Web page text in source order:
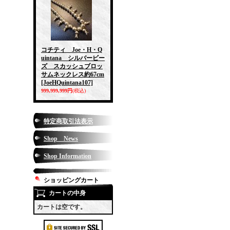
コチティ Joe・H・Q
uintana シルバービー
ズ スカッシュブロッ
サムネックレス約67cm
[JoeHQuintana107]
999,999,999円(税込)
特定商取引法表示
Shop News
Shop Information
ショッピングカート
カートの中身
カートは空です。